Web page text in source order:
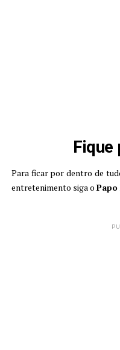
Fique
Para ficar por dentro de
entretenimento siga o